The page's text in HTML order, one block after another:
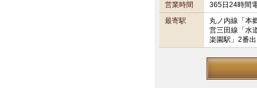
営業時間
365日24時間
最寄駅
丸ノ内線「本
営三田線「水
楽園駅」2番出